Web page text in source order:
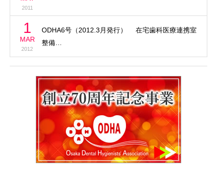
2011
1
MAR
2012
ODHA6号（2012.3月発行） 在宅歯科医療連携室
整備…